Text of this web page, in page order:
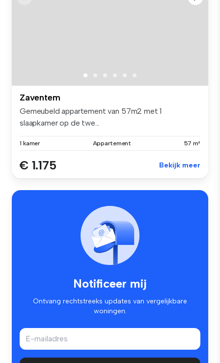
Zaventem
Gemeubeld appartement van 57m2 met 1
slaapkamer op de twe...
1 kamer Appartement 57 m²
€ 1.175 Bekijk meer
Notificeer mij
Ontvang rechtstreeks updates van vergelijkbare
woningen.